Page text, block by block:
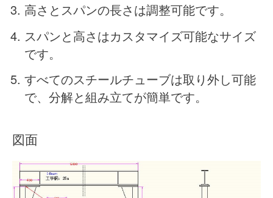
高さとスパンの長さは調整可能です。
スパンと高さはカスタマイズ可能なサイズ
です。
すべてのスチールチューブは取り外し可能
で、分解と組み立てが簡単です。
図面